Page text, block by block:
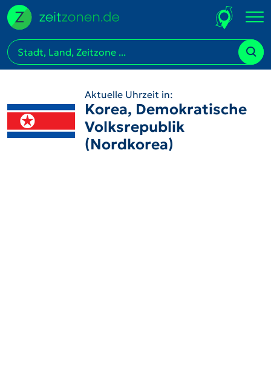
Aktuelle Uhrzeit in:
Korea, Demokratische
Volksrepublik
(Nordkorea)